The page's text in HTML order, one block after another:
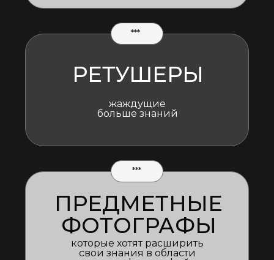
РЕТУШЕРЫ
***
жаждущие
больше знаний
ПРЕДМЕТНЫЕ
ФОТОГРАФЫ
***
которые хотят расширить
свои знания в области